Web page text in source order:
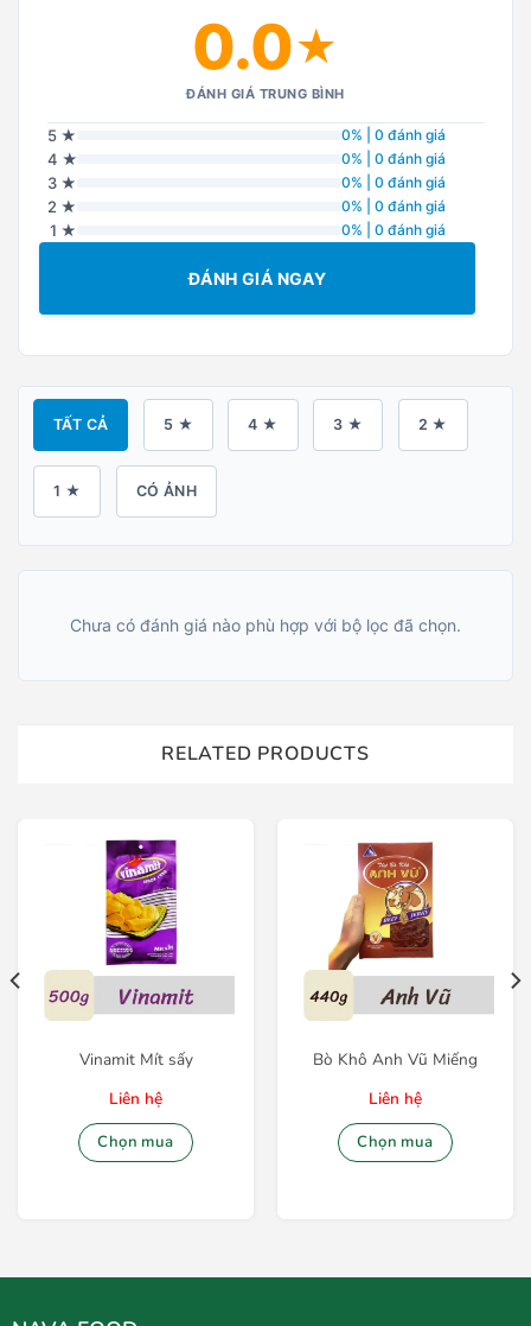
0.0★
ĐÁNH GIÁ TRUNG BÌNH
5 ★ 0% | 0 đánh giá
4 ★ 0% | 0 đánh giá
3 ★ 0% | 0 đánh giá
2 ★ 0% | 0 đánh giá
1 ★ 0% | 0 đánh giá
ĐÁNH GIÁ NGAY
TẤT CẢ 5 ★ 4 ★ 3 ★ 2 ★
1 ★ CÓ ẢNH
Chưa có đánh giá nào phù hợp với bộ lọc đã chọn.
RELATED PRODUCTS
Vinamit Mít sấy
Liên hệ
Chọn mua
Bò Khô Anh Vũ Miếng
Liên hệ
Chọn mua